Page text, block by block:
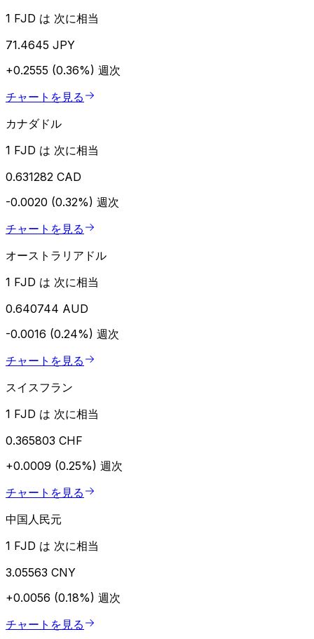
1 FJD は 次に相当
71.4645 JPY
+0.2555 (0.36%) 週次
チャートを見る
カナダドル
1 FJD は 次に相当
0.631282 CAD
-0.0020 (0.32%) 週次
チャートを見る
オーストラリアドル
1 FJD は 次に相当
0.640744 AUD
-0.0016 (0.24%) 週次
チャートを見る
スイスフラン
1 FJD は 次に相当
0.365803 CHF
+0.0009 (0.25%) 週次
チャートを見る
中国人民元
1 FJD は 次に相当
3.05563 CNY
+0.0056 (0.18%) 週次
チャートを見る